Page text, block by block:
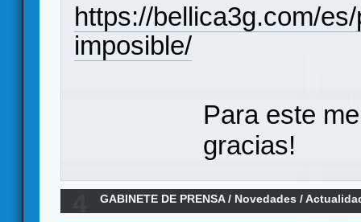
https://bellica3g.com/
imposible/
Para este
gracias!
GABINETE DE PRENSA/ Novedades /